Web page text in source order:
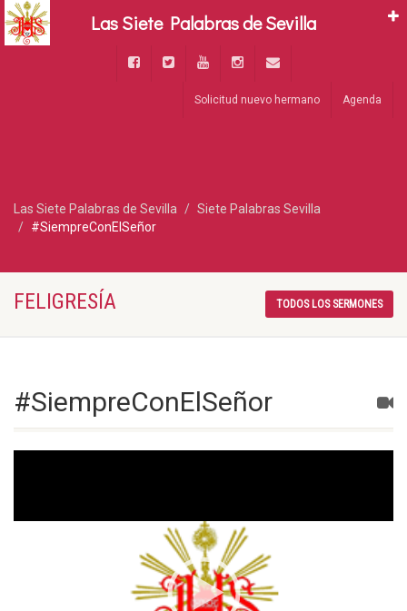
Solicitud nuevo hermano Agenda
Las Siete Palabras de Sevilla
Siete Palabras Sevilla
#SiempreConElSeñor
FELIGRESÍA TODOS LOS SERMONES
#SiempreConElSeñor
Las Siete Palabras de Sevilla